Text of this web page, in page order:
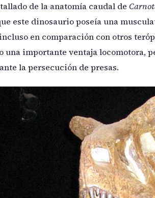
de la anatomía caudal de
este dinosaurio poseía una
en comparación con otros
una importante ventaja locomotora,
la persecución de presas.